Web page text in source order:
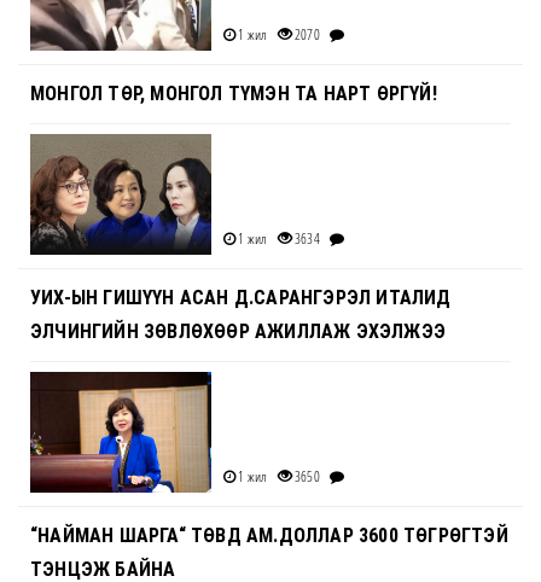
1 жил 2070
МОНГОЛ ТӨР, МОНГОЛ ТҮМЭН ТА НАРТ ӨРГҮЙ!
1 жил 3634
УИХ-ЫН ГИШҮҮН АСАН Д.САРАНГЭРЭЛ ИТАЛИД
ЭЛЧИНГИЙН ЗӨВЛӨХӨӨР АЖИЛЛАЖ ЭХЭЛЖЭЭ
1 жил 3650
“НАЙМАН ШАРГА“ ТӨВД АМ.ДОЛЛАР 3600 ТӨГРӨГТЭЙ
ТЭНЦЭЖ БАЙНА